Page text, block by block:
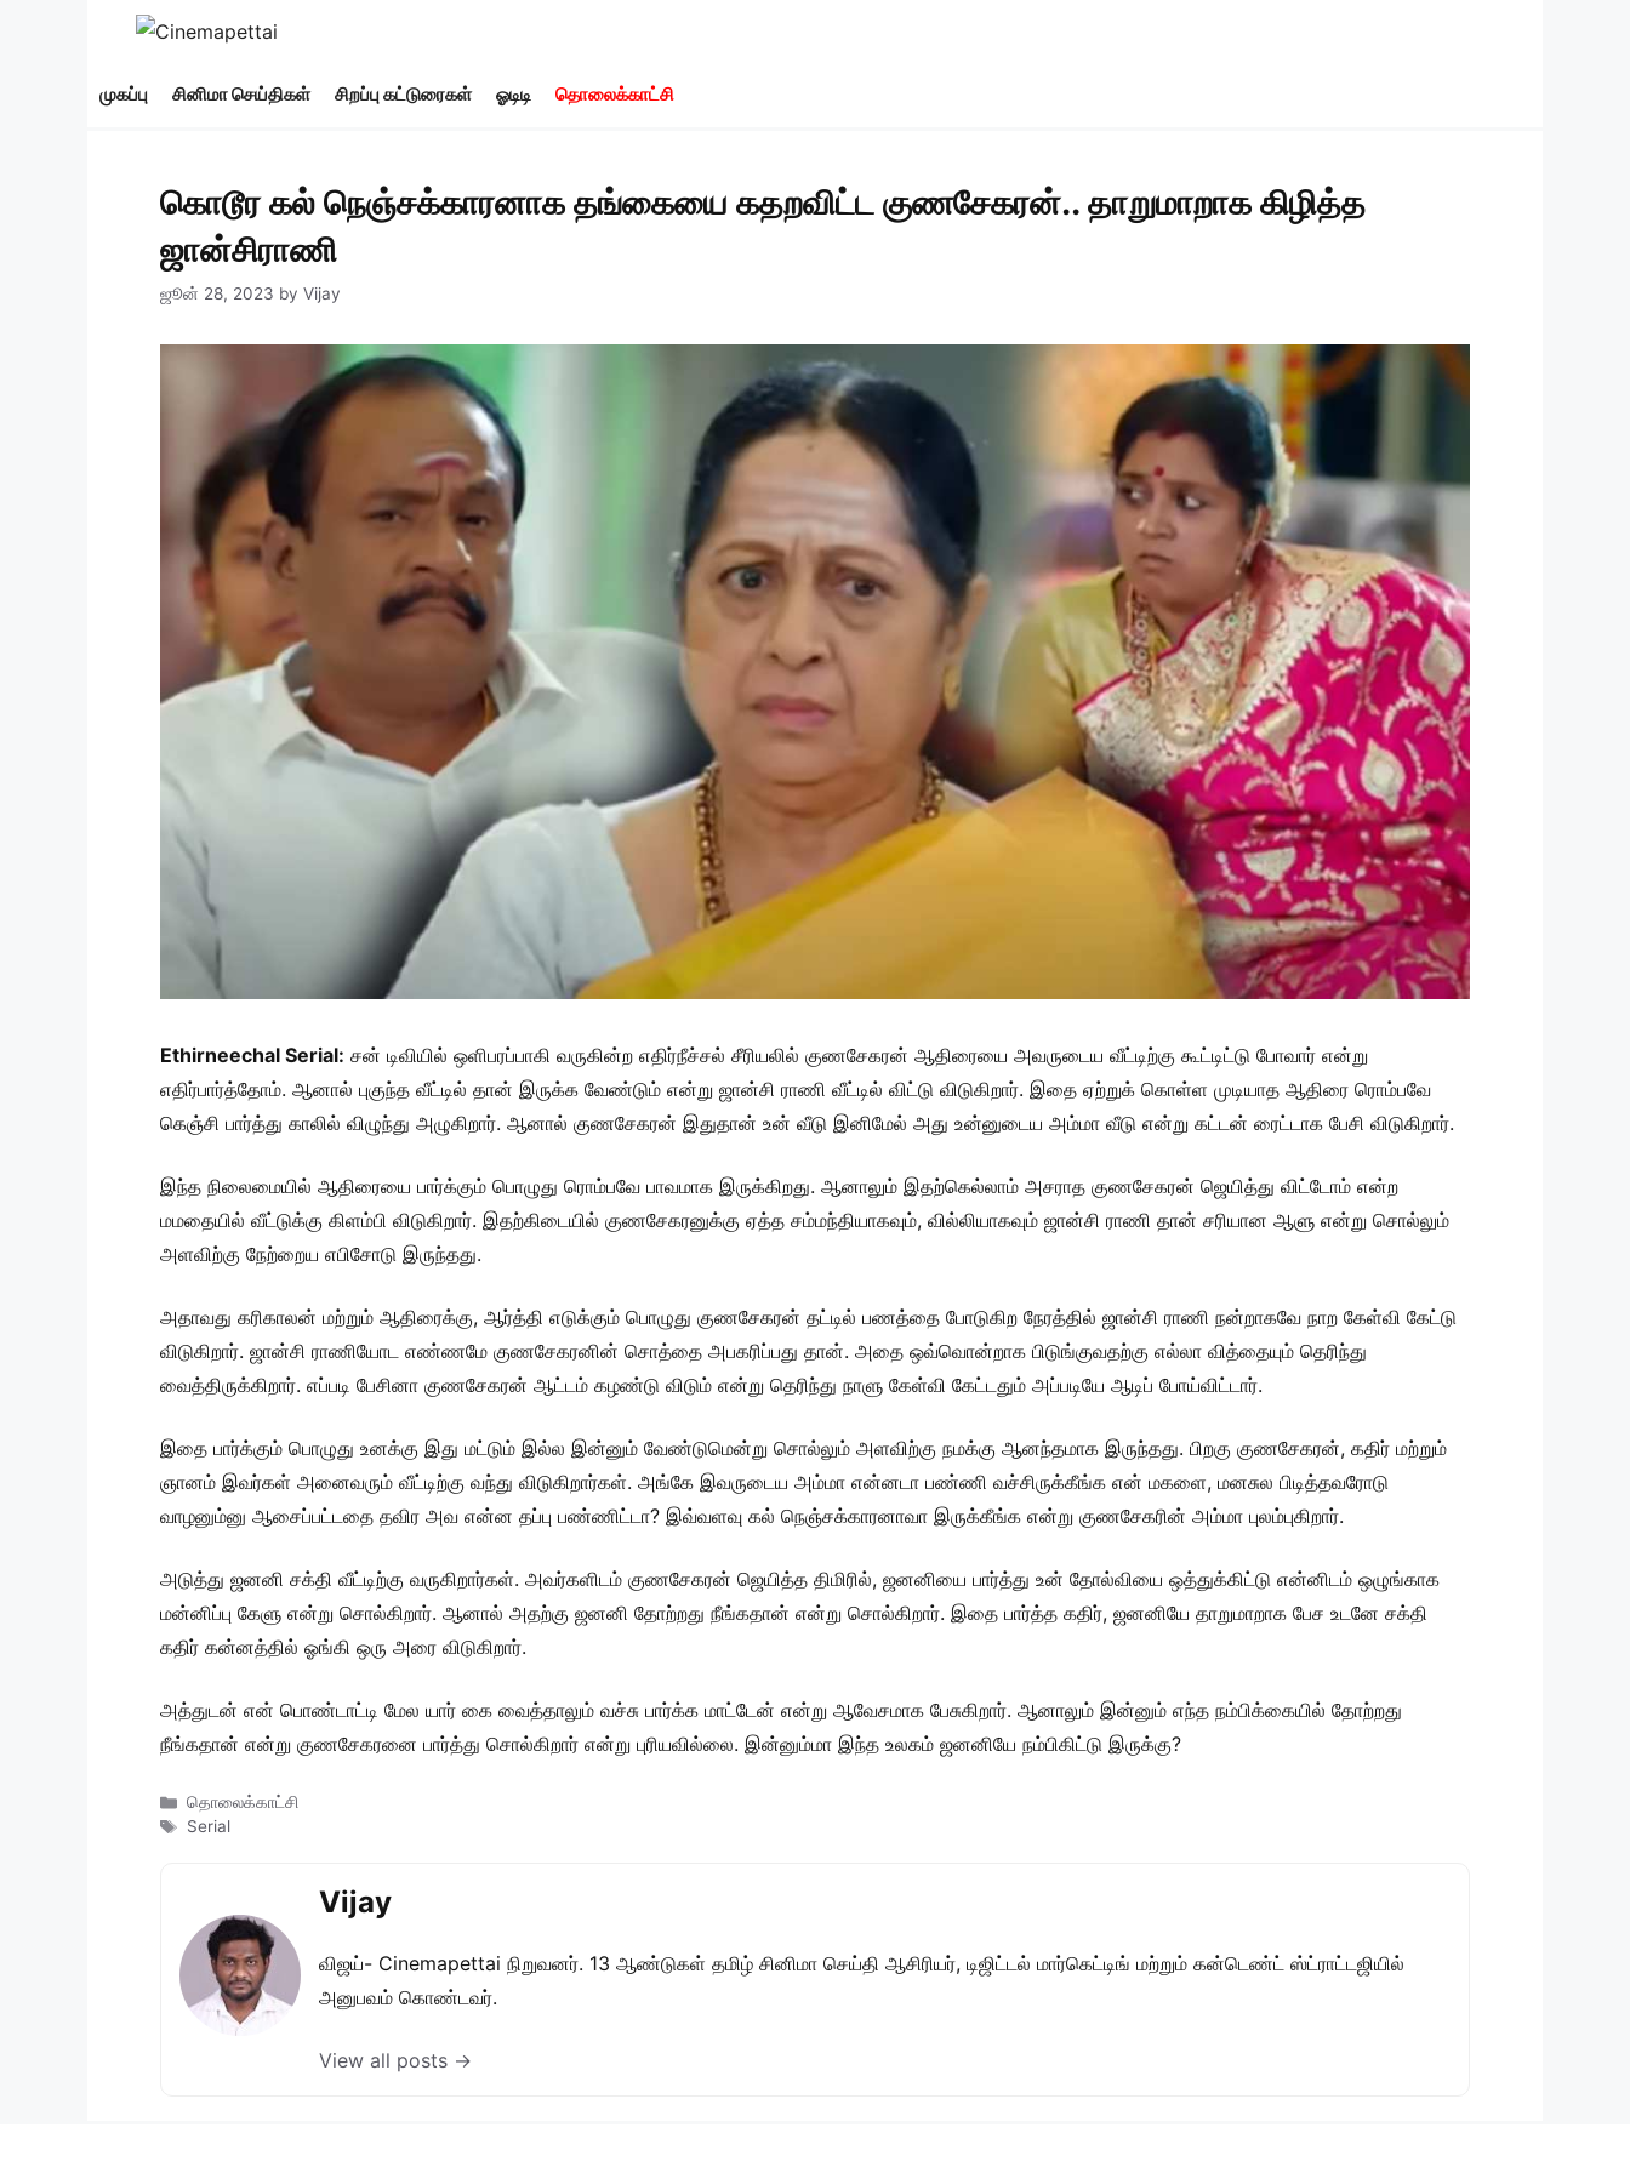
முகப்பு சினிமா செய்திகள் சிறப்பு கட்டுரைகள் ஓடிடி தொலைக்காட்சி
கொடூர கல் நெஞ்சக்காரனாக தங்கையை கதறவிட்ட குணசேகரன்.. தாறுமாறாக கிழித்த
ஜான்சிராணி
ஜூன் 28, 2023 by Vijay
Ethirneechal Serial: சன் டிவியில் ஒளிபரப்பாகி வருகின்ற எதிர்நீச்சல் சீரியலில் குணசேகரன் ஆதிரையை அவருடைய வீட்டிற்கு கூட்டிட்டு போவார் என்று
எதிர்பார்த்தோம். ஆனால் புகுந்த வீட்டில் தான் இருக்க வேண்டும் என்று ஜான்சி ராணி வீட்டில் விட்டு விடுகிறார். இதை ஏற்றுக் கொள்ள முடியாத ஆதிரை ரொம்பவே
கெஞ்சி பார்த்து காலில் விழுந்து அழுகிறார். ஆனால் குணசேகரன் இதுதான் உன் வீடு இனிமேல் அது உன்னுடைய அம்மா வீடு என்று கட்டன் ரைட்டாக பேசி விடுகிறார்.
இந்த நிலைமையில் ஆதிரையை பார்க்கும் பொழுது ரொம்பவே பாவமாக இருக்கிறது. ஆனாலும் இதற்கெல்லாம் அசராத குணசேகரன் ஜெயித்து விட்டோம் என்ற
மமதையில் வீட்டுக்கு கிளம்பி விடுகிறார். இதற்கிடையில் குணசேகரனுக்கு ஏத்த சம்மந்தியாகவும், வில்லியாகவும் ஜான்சி ராணி தான் சரியான ஆளு என்று சொல்லும்
அளவிற்கு நேற்றைய எபிசோடு இருந்தது.
அதாவது கரிகாலன் மற்றும் ஆதிரைக்கு, ஆர்த்தி எடுக்கும் பொழுது குணசேகரன் தட்டில் பணத்தை போடுகிற நேரத்தில் ஜான்சி ராணி நன்றாகவே நாற கேள்வி கேட்டு
விடுகிறார். ஜான்சி ராணியோட எண்ணமே குணசேகரனின் சொத்தை அபகரிப்பது தான். அதை ஒவ்வொன்றாக பிடுங்குவதற்கு எல்லா வித்தையும் தெரிந்து
வைத்திருக்கிறார். எப்படி பேசினா குணசேகரன் ஆட்டம் கழண்டு விடும் என்று தெரிந்து நாளு கேள்வி கேட்டதும் அப்படியே ஆடிப் போய்விட்டார்.
இதை பார்க்கும் பொழுது உனக்கு இது மட்டும் இல்ல இன்னும் வேண்டுமென்று சொல்லும் அளவிற்கு நமக்கு ஆனந்தமாக இருந்தது. பிறகு குணசேகரன், கதிர் மற்றும்
ஞானம் இவர்கள் அனைவரும் வீட்டிற்கு வந்து விடுகிறார்கள். அங்கே இவருடைய அம்மா என்னடா பண்ணி வச்சிருக்கீங்க என் மகளை, மனசுல பிடித்தவரோடு
வாழனும்னு ஆசைப்பட்டதை தவிர அவ என்ன தப்பு பண்ணிட்டா? இவ்வளவு கல் நெஞ்சக்காரனாவா இருக்கீங்க என்று குணசேகரின் அம்மா புலம்புகிறார்.
அடுத்து ஜனனி சக்தி வீட்டிற்கு வருகிறார்கள். அவர்களிடம் குணசேகரன் ஜெயித்த திமிரில், ஜனனியை பார்த்து உன் தோல்வியை ஒத்துக்கிட்டு என்னிடம் ஒழுங்காக
மன்னிப்பு கேளு என்று சொல்கிறார். ஆனால் அதற்கு ஜனனி தோற்றது நீங்கதான் என்று சொல்கிறார். இதை பார்த்த கதிர், ஜனனியே தாறுமாறாக பேச உடனே சக்தி
கதிர் கன்னத்தில் ஓங்கி ஒரு அரை விடுகிறார்.
அத்துடன் என் பொண்டாட்டி மேல யார் கை வைத்தாலும் வச்சு பார்க்க மாட்டேன் என்று ஆவேசமாக பேசுகிறார். ஆனாலும் இன்னும் எந்த நம்பிக்கையில் தோற்றது
நீங்கதான் என்று குணசேகரனை பார்த்து சொல்கிறார் என்று புரியவில்லை. இன்னும்மா இந்த உலகம் ஜனனியே நம்பிகிட்டு இருக்கு?
Categories
தொலைக்காட்சி
Tags
Serial
Vijay
விஜய்- Cinemapettai நிறுவனர். 13 ஆண்டுகள் தமிழ் சினிமா செய்தி ஆசிரியர், டிஜிட்டல் மார்கெட்டிங் மற்றும் கன்டெண்ட் ஸ்ட்ராட்டஜியில்
அனுபவம் கொண்டவர்.
View all posts →